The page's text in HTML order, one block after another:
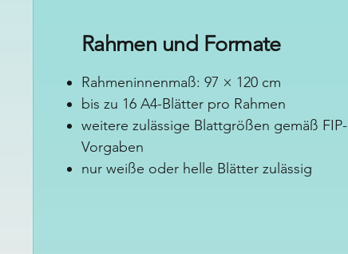
Rahmen und Formate
Rahmeninnenmaß: 97 × 120 cm
bis zu 16 A4-Blätter pro Rahmen
weitere zulässige Blattgrößen gemäß FIP-
Vorgaben
nur weiße oder helle Blätter zulässig